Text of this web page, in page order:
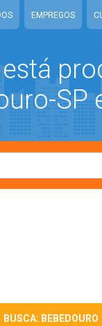
EMPREGOS
SP
BUSCA: BEBEDOURO